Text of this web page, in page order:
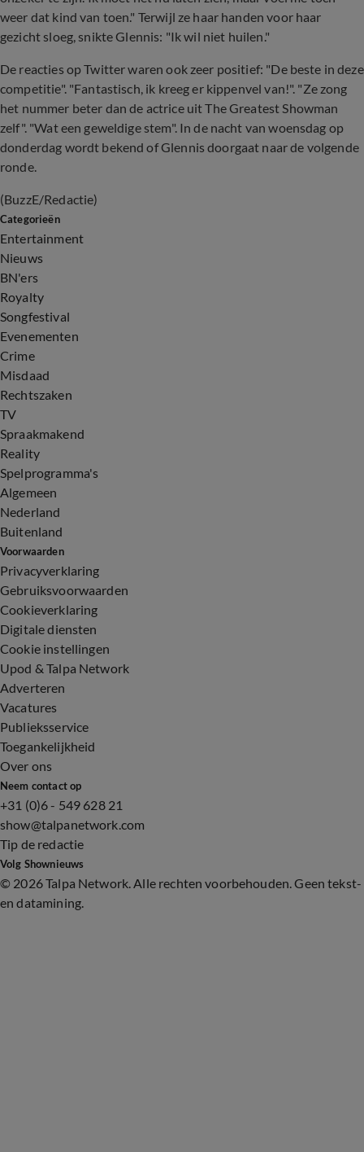
weer dat kind van toen." Terwijl ze haar handen voor haar
gezicht sloeg, snikte Glennis: "Ik wil niet huilen."
De reacties op Twitter waren ook zeer positief: "De beste in deze
competitie". "Fantastisch, ik kreeg er kippenvel van!". "Ze zong
het nummer beter dan de actrice uit The Greatest Showman
zelf". "Wat een geweldige stem". In de nacht van woensdag op
donderdag wordt bekend of Glennis doorgaat naar de volgende
ronde.
(BuzzE/Redactie)
Categorieën
Entertainment
Nieuws
BN'ers
Royalty
Songfestival
Evenementen
Crime
Misdaad
Rechtszaken
TV
Spraakmakend
Reality
Spelprogramma's
Algemeen
Nederland
Buitenland
Voorwaarden
Privacyverklaring
Gebruiksvoorwaarden
Cookieverklaring
Digitale diensten
Cookie instellingen
Upod & Talpa Network
Adverteren
Vacatures
Publieksservice
Toegankelijkheid
Over ons
Neem contact op
+31 (0)6 - 549 628 21
show@talpanetwork.com
Tip de redactie
Volg Shownieuws
© 2026 Talpa Network. Alle rechten voorbehouden. Geen tekst-
en datamining.